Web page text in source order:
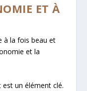
ET À
à la fois beau et
et la
est un élément clé.